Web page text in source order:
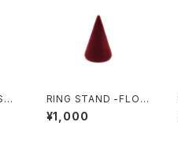
RING STAND -FLOC
KY-
¥1,000